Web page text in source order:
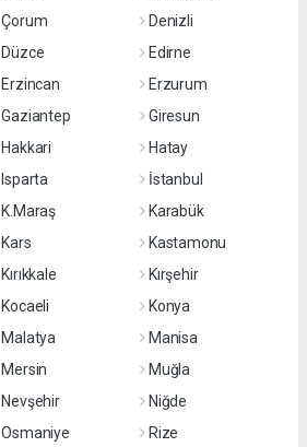
Çorum
Denizli
Düzce
Edirne
Erzincan
Erzurum
Gaziantep
Giresun
Hakkari
Hatay
Isparta
İstanbul
K.Maraş
Karabük
Kars
Kastamonu
Kırıkkale
Kırşehir
Kocaeli
Konya
Malatya
Manisa
Mersin
Muğla
Nevşehir
Niğde
Osmaniye Rize